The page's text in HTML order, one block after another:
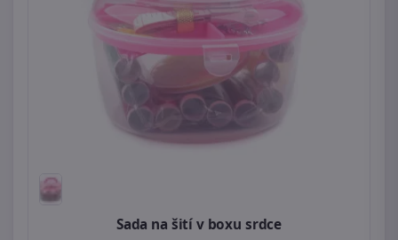
Sada na šití v boxu srdce